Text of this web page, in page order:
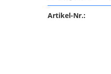
Artikel-Nr.: